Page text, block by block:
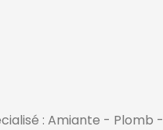
: Amiante - Plomb -